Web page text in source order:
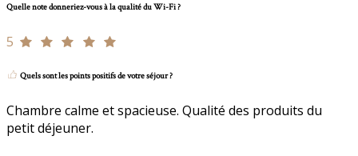
Quelle note donneriez-vous à la qualité du Wi-Fi ?
5
Quels sont les points positifs de votre séjour ?
Chambre calme et spacieuse. Qualité des produits du
petit déjeuner.